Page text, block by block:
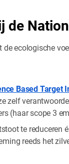
de
ecologische
Based Target
zelf
(haar scope 3
te reduceren
reeds het